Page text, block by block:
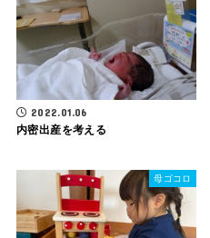
2022.01.06
内密出産を考える
母ゴコロ